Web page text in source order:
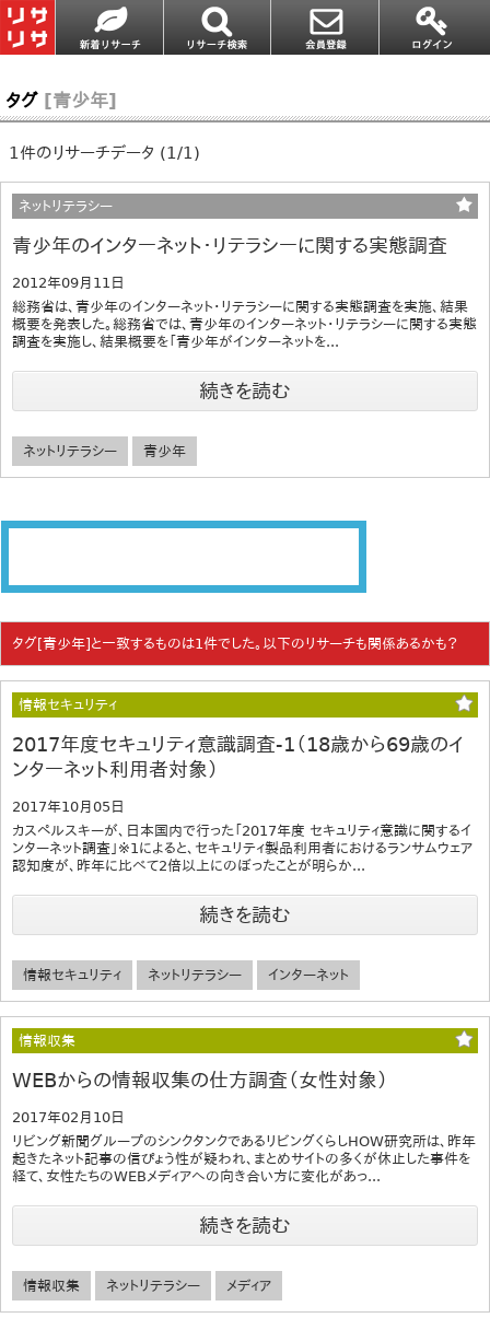
タグ [青少年]
1件のリサーチデータ (1/1)
ネットリテラシー
青少年のインターネット・リテラシーに関する実態調査
2012年09月11日
総務省は、青少年のインターネット・リテラシーに関する実態調査を実施、結果
概要を発表した。総務省では、青少年のインターネット・リテラシーに関する実態
調査を実施し、結果概要を「青少年がインターネットを...
続きを読む
ネットリテラシー 青少年
タグ[青少年]と一致するものは1件でした。以下のリサーチも関係あるかも？
情報セキュリティ
2017年度セキュリティ意識調査-1（18歳から69歳のイ
ンターネット利用者対象）
2017年10月05日
カスペルスキーが、日本国内で行った「2017年度 セキュリティ意識に関するイ
ンターネット調査」※1によると、セキュリティ製品利用者におけるランサムウェア
認知度が、昨年に比べて2倍以上にのぼったことが明らか...
続きを読む
情報セキュリティ ネットリテラシー インターネット
情報収集
WEBからの情報収集の仕方調査（女性対象）
2017年02月10日
リビング新聞グループのシンクタンクであるリビングくらしHOW研究所は、昨年
起きたネット記事の信ぴょう性が疑われ、まとめサイトの多くが休止した事件を
経て、女性たちのWEBメディアへの向き合い方に変化があっ...
続きを読む
情報収集 ネットリテラシー メディア